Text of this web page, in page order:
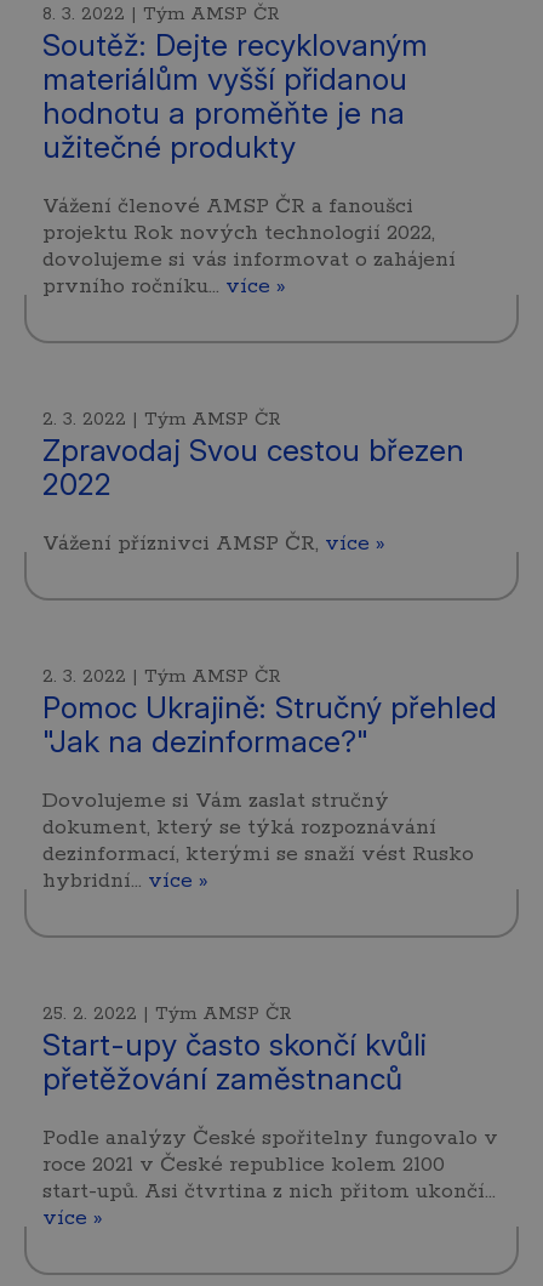
8. 3. 2022 | Tým AMSP ČR
Soutěž: Dejte recyklovaným
materiálům vyšší přidanou
hodnotu a proměňte je na
užitečné produkty
Vážení členové AMSP ČR a fanoušci
projektu Rok nových technologií 2022,
dovolujeme si vás informovat o zahájení
prvního ročníku… více »
2. 3. 2022 | Tým AMSP ČR
Zpravodaj Svou cestou březen
2022
Vážení příznivci AMSP ČR, více »
2. 3. 2022 | Tým AMSP ČR
Pomoc Ukrajině: Stručný přehled
"Jak na dezinformace?"
Dovolujeme si Vám zaslat stručný
dokument, který se týká rozpoznávání
dezinformací, kterými se snaží vést Rusko
hybridní… více »
25. 2. 2022 | Tým AMSP ČR
Start-upy často skončí kvůli
přetěžování zaměstnanců
Podle analýzy České spořitelny fungovalo v
roce 2021 v České republice kolem 2100
start-upů. Asi čtvrtina z nich přitom ukončí…
více »